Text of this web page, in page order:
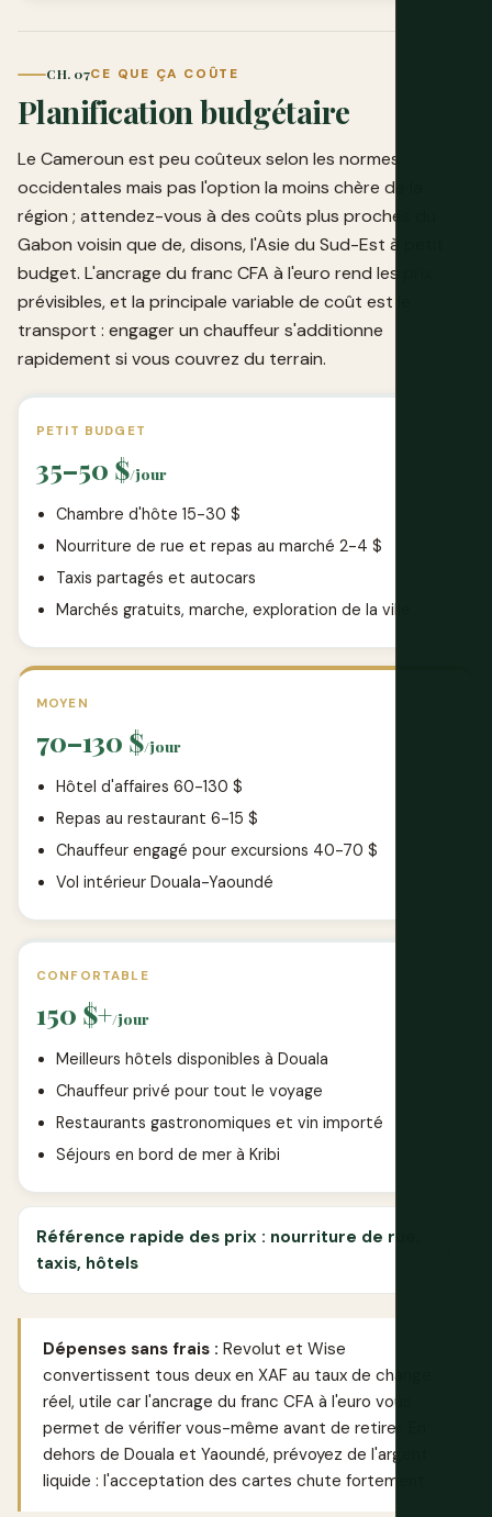
CH. 07CE QUE ÇA COÛTE
Planification budgétaire
Le Cameroun est peu coûteux selon les normes
occidentales mais pas l'option la moins chère de la
région ; attendez-vous à des coûts plus proches du
Gabon voisin que de, disons, l'Asie du Sud-Est à petit
budget. L'ancrage du franc CFA à l'euro rend les prix
prévisibles, et la principale variable de coût est le
transport : engager un chauffeur s'additionne
rapidement si vous couvrez du terrain.
PETIT BUDGET
35–50 $/jour
Chambre d'hôte 15-30 $
Nourriture de rue et repas au marché 2-4 $
Taxis partagés et autocars
Marchés gratuits, marche, exploration de la ville
MOYEN
70–130 $/jour
Hôtel d'affaires 60-130 $
Repas au restaurant 6-15 $
Chauffeur engagé pour excursions 40-70 $
Vol intérieur Douala-Yaoundé
CONFORTABLE
150 $+/jour
Meilleurs hôtels disponibles à Douala
Chauffeur privé pour tout le voyage
Restaurants gastronomiques et vin importé
Séjours en bord de mer à Kribi
Référence rapide des prix : nourriture de rue,
taxis, hôtels
Dépenses sans frais : Revolut et Wise
convertissent tous deux en XAF au taux de change
réel, utile car l'ancrage du franc CFA à l'euro vous
permet de vérifier vous-même avant de retirer. En
dehors de Douala et Yaoundé, prévoyez de l'argent
liquide : l'acceptation des cartes chute fortement.